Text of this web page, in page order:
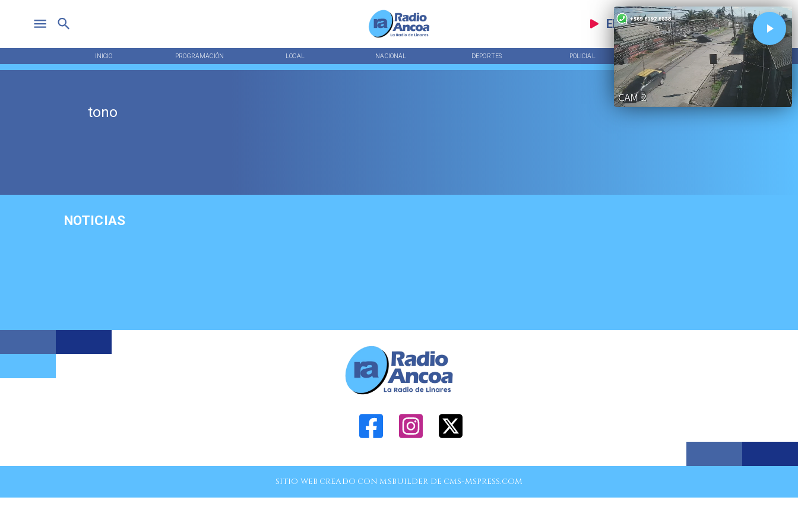
EN VIVO
INICIO PROGRAMACIÓN LOCAL NACIONAL DEPORTES POLICIAL TENDENCIAS
tono
NOTICIAS
SITIO WEB CREADO CON MSBUILDER DE CMS-MSPRESS.COM